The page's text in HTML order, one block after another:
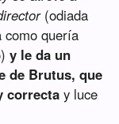
(odiada
como quería
y le da un
de Brutus, que
correcta y luce